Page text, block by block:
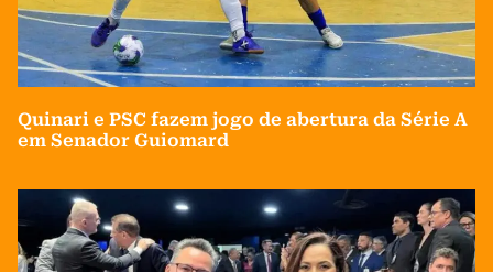
Quinari e PSC fazem jogo de abertura da Série A
em Senador Guiomard